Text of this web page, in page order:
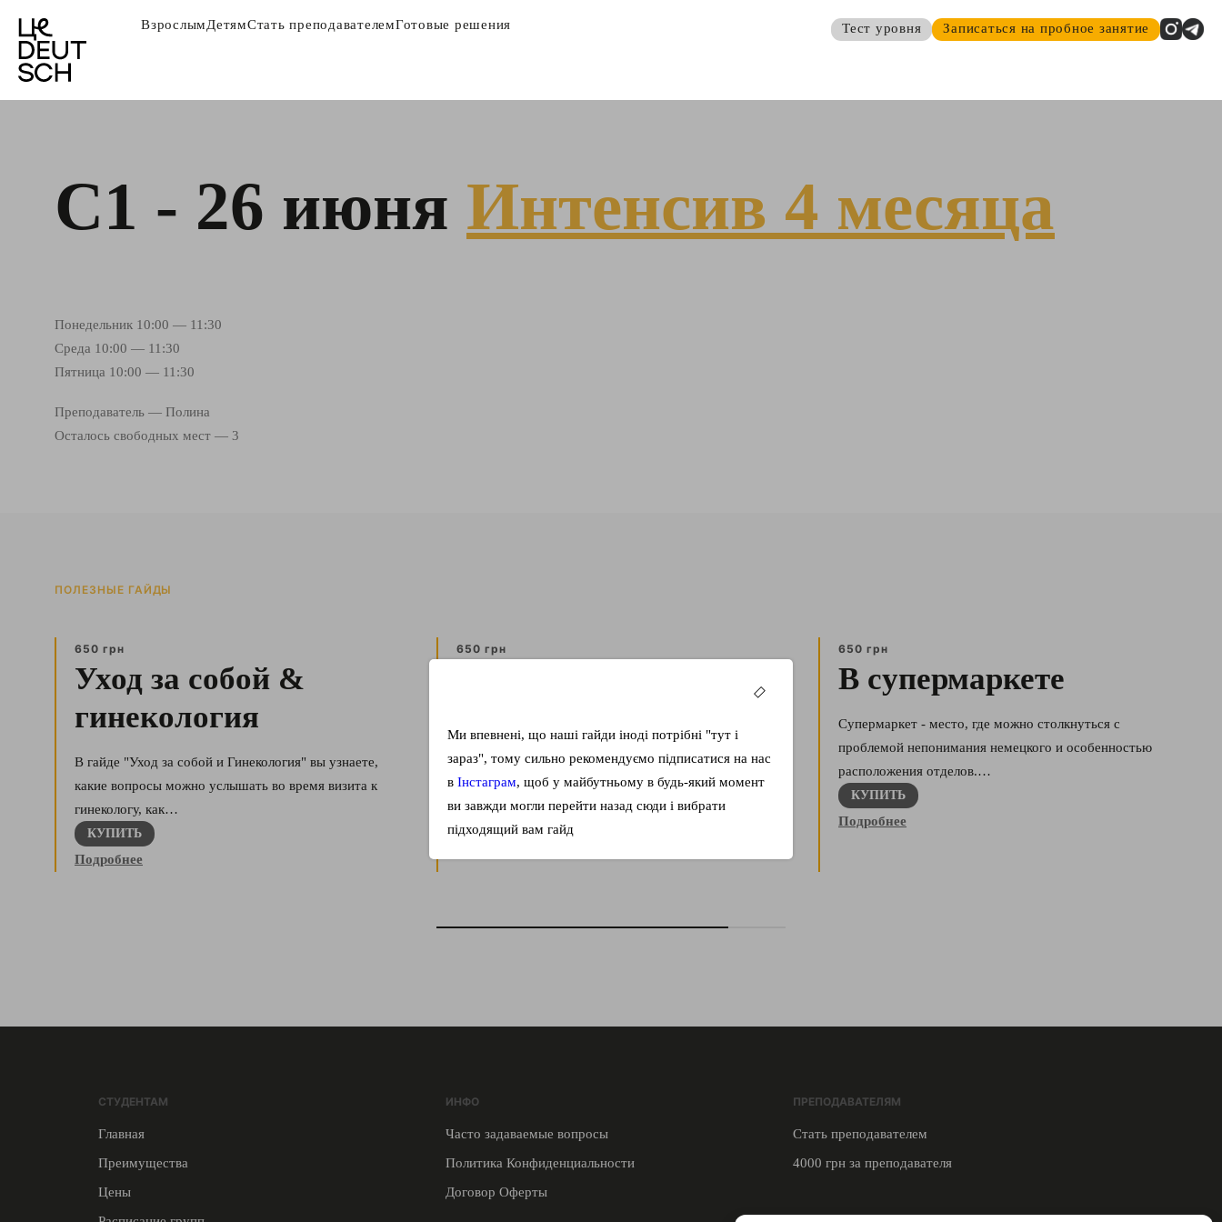
ВзрослымДетямСтать преподавателемГотовые решения Тест уровня Записаться на пробное занятие
С1 - 26 июня Интенсив 4 месяца
Понедельник 10:00 — 11:30
Среда 10:00 — 11:30
Пятница 10:00 — 11:30
Преподаватель — Полина
Осталось свободных мест — 3
ПОЛЕЗНЫЕ ГАЙДЫ
650 грн
Уход за собой &
гинекология
В гайде "Уход за собой и Гинекология" вы узнаете,
какие вопросы можно услышать во время визита к
гинекологу, как…
КУПИТЬ
Подробнее
650 грн 650 грн
В супермаркете
Супермаркет - место, где можно столкнуться с
проблемой непонимания немецкого и особенностью
расположения отделов.…
КУПИТЬ
Подробнее
Ми впевнені, що наші гайди іноді потрібні "тут і
зараз", тому сильно рекомендуємо підписатися на нас
в Інстаграм, щоб у майбутньому в будь-який момент
ви завжди могли перейти назад сюди і вибрати
підходящий вам гайд
СТУДЕНТАМ
Главная
Преимущества
Цены
ИНФО
Часто задаваемые вопросы
Политика Конфиденциальности
Договор Оферты
ПРЕПОДАВАТЕЛЯМ
Стать преподавателем
4000 грн за преподавателя